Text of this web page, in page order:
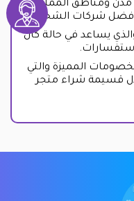
ومناطق المملكة
أفضل شركات الشحن.
يساعد في حالة كان
المميزة والتي
قسيمة شراء متجر